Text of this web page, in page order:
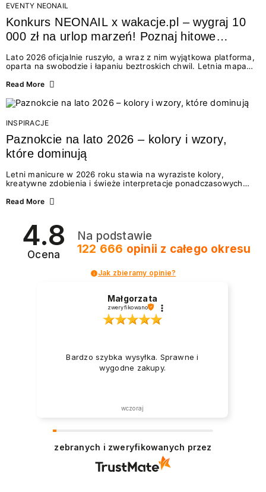
EVENTY NEONAIL
Konkurs NEONAIL x wakacje.pl – wygraj 10
000 zł na urlop marzeń! Poznaj hitowe
Lato 2026 oficjalnie ruszyło, a wraz z nim wyjątkowa platforma,
oparta na swobodzie i łapaniu beztroskich chwil. Letnia mapa
doświadczenia wakacji – od spontanicznych wyjazdów, przez
Motywem przewodnim jest eksplorowanie i kolekcjonowanie
letnich momentów. Z tej okazji przygotowaliśmy coś absolutnie
wyjątkowego: wielki konkurs z wakacje.pl oraz dawkę
najgorętszych trendów w...
Read More
INSPIRACJE
Paznokcie na lato 2026 – kolory i wzory,
które dominują
Letni manicure w 2026 roku stawia na wyraziste kolory,
kreatywne zdobienia i świeże interpretacje ponadczasowych
zarówno energetycznych odcieni inspirowanych wakacjami, jak
2026? Znajdź inspirację dla swojego manicure!
Read More
4.8
Ocena
Na podstawie
122 666 opinii z całego okresu
Jak zbieramy opinie?
Małgorzata
zweryfikowano
Bardzo szybka wysyłka. Sprawne i
wygodne zakupy.
wczoraj
zebranych i zweryfikowanych przez